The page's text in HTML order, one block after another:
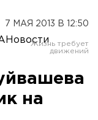
7 МАЯ 2013 В 12:50
на